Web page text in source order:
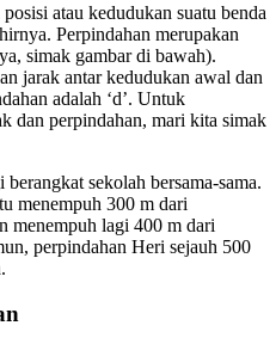
atau kedudukan suatu benda
Perpindahan merupakan
simak gambar di bawah).
jarak antar kedudukan awal dan
adalah ‘d’. Untuk
dan perpindahan, mari kita simak
sekolah bersama-sama.
menempuh 300 m dari
menempuh lagi 400 m dari
perpindahan Heri sejauh 500